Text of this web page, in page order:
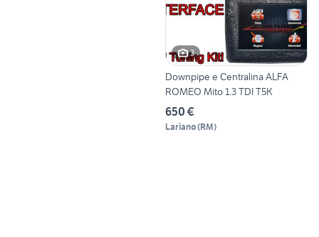
3
Downpipe e Centralina ALFA
ROMEO Mito 1.3 TDI T5K
650 €
Lariano(RM)